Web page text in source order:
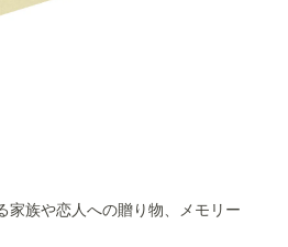
家族や恋人への贈り物、メモリー